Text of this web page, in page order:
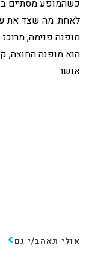
כשהמופע מסתיים
לאחת. מה שצד את
מופנה פנימה,
אושר.
אולי תאהב/י גם